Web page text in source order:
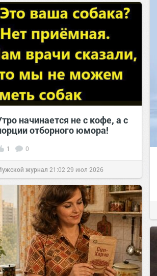
начинается не с кофе, а с
отборного юмора!
1 0
журнал 21:02 29 июл 2026